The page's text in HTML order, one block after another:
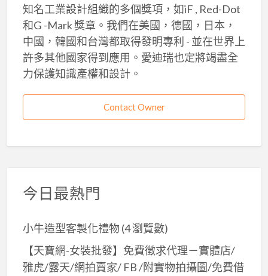
知名工業設計組織的多個獎項，如iF , Red-Dot
和G -Mark 獎章。我們在美國，德國，日本，
中國，韓國和台灣都取得發明專利 - 並在世界上
許多其他國家得到應用。愛迪瑞也定將竭盡全
力保護知識產權和設計。
Contact Owner
今日最熱門
小牛造型客製化禮物 (4 瀏覽數)
【天寶網-女裝批發】免費徵求代理－實體店/
雅虎/露天/網拍賣家/ FB /附實物拍攝圖/免費借